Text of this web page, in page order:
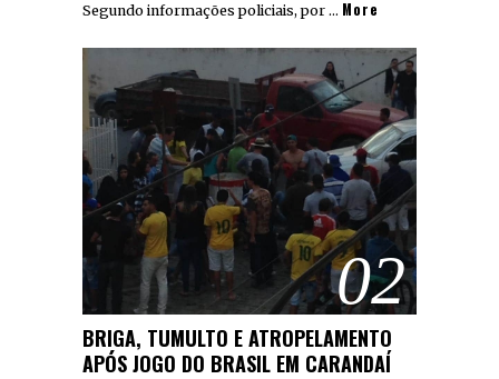
Segundo informações policiais, por … More
02
BRIGA, TUMULTO E ATROPELAMENTO
APÓS JOGO DO BRASIL EM CARANDAÍ